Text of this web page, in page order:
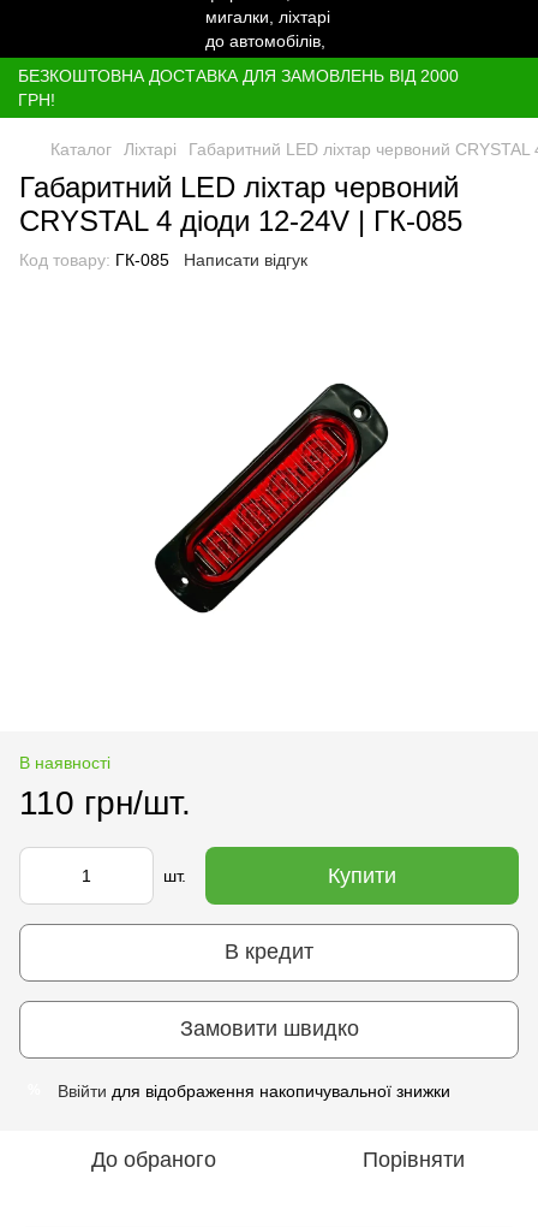
БЕЗКОШТОВНА ДОСТАВКА ДЛЯ ЗАМОВЛЕНЬ ВІД 2000
ГРН!
Каталог Ліхтарі Габаритний LED ліхтар червоний
Габаритний LED ліхтар червоний
CRYSTAL 4 діоди 12-24V | ГК-085
Код товару: ГК-085 Написати відгук
В наявності
110 грн/шт.
шт. Купити
В кредит
Замовити швидко
Ввійти для відображення накопичувальної знижки
До обраного Порівняти